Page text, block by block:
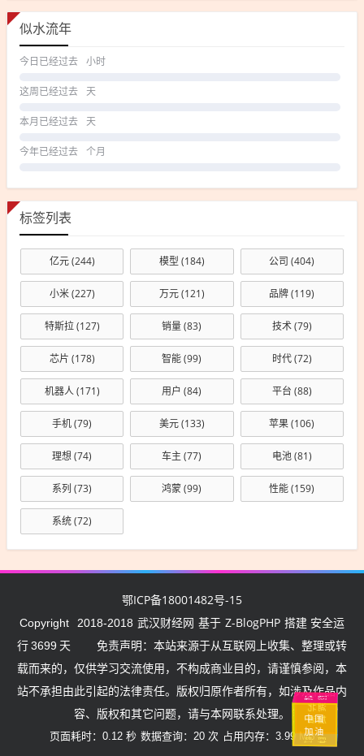
似水流年
今日已经过去 小时
这周已经过去 天
本月已经过去 天
今年已经过去 个月
标签列表
亿元(244) 模型 (184) 公司 (404)
小米(227) 万元(121) 品牌(119)
特斯拉(127) 销量(83) 技术(79)
芯片 (178) 智能(99) 时代(72)
机器人(171) 用户 (84) 平台 (88)
手机(79) 美元(133) 苹果(106)
理想(74) 车主 (77) 电池(81)
系列 (73) 鸿蒙(99) 性能(159)
系统(72)
鄂ICP备18001482号-15
Copyright 2018-2018 武汉财经网 基于 Z-BlogPHP 搭建 安全运
行3699 天
免责声明：本站来源于从互联网上收集、整理或转
载而来的，仅供学习交流使用，不构成商业目的，请谨慎参阅，本
站不承担由此引起的法律责任。版权归原作者所有，如涉及作品内
容、版权和其它问题，请与本网联系处理。
页面耗时：0.12 秒 数据查询：20 次 占用内存：3.99 MB
武汉
加油
中国
加油
加油
武汉
中国
加油